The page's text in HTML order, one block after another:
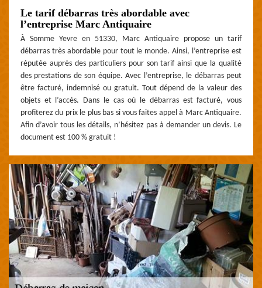
Le tarif débarras très abordable avec
l’entreprise Marc Antiquaire
À Somme Yevre en 51330, Marc Antiquaire propose un tarif
débarras très abordable pour tout le monde. Ainsi, l’entreprise est
réputée auprès des particuliers pour son tarif ainsi que la qualité
des prestations de son équipe. Avec l’entreprise, le débarras peut
être facturé, indemnisé ou gratuit. Tout dépend de la valeur des
objets et l’accès. Dans le cas où le débarras est facturé, vous
profiterez du prix le plus bas si vous faites appel à Marc Antiquaire.
Afin d’avoir tous les détails, n’hésitez pas à demander un devis. Le
document est 100 % gratuit !